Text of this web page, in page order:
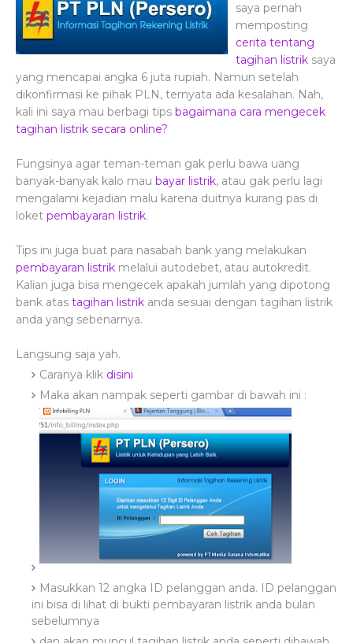
saya pernah
memposting
cerita tentang
tagihan listrik saya
yang mencapai angka 6 juta rupiah. Namun setelah
dikonfirmasi ke pihak PLN, ternyata ada kesalahan. Nah,
kali ini saya mau berbagi tips bagaimana cara mengecek
tagihan listrik secara online?
Fungsinya agar teman-teman gak perlu bawa uang
banyak-banyak kalo mau bayar listrik, atau gak perlu lagi
mengalami kejadian malu karena duitnya kurang pas di
loket pembayaran listrik.
Tips ini juga buat para nasabah bank yang melakukan
pembayaran listrik melalui autodebet, atau autokredit.
Kalian juga bisa mengecek apakah jumlah yang dipotong
bank atas tagihan listrik anda sesuai dengan tagihan listrik
anda yang sebenarnya.
Langsung saja yah.
Caranya klik disini
Maka akan nampak seperti gambar di bawah ini :
Masukkan 12 angka ID pelanggan anda. ID pelanggan
ini bisa di lihat di bukti pembayaran listrik anda bulan
sebelumnya